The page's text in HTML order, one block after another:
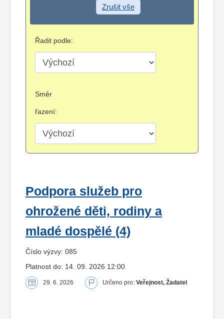
Zrušit vše
Řadit podle:
Směr
řazení:
Podpora služeb pro
ohrožené děti, rodiny a
mladé dospělé (4)
Číslo výzvy: 085
Platnost do: 14. 09. 2026 12:00
29. 6. 2026 Určeno pro: Veřejnost, Žadatel